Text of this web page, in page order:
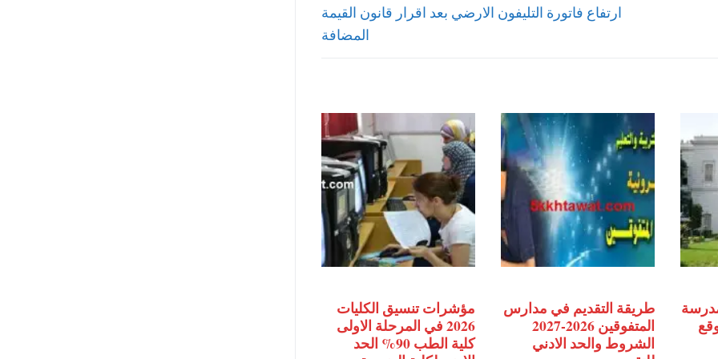
Next
ارتفاع فاتورة التليفون الارضي بعد اقرار قانون القيمة
المضافة
طريقة التقديم في مدارس
المتفوقين 2026-2027
الشروط والحد الادني
مؤشرات تنسيق الكليات
2026 في المرحلة الاولى
كلية الطب 90% الحد